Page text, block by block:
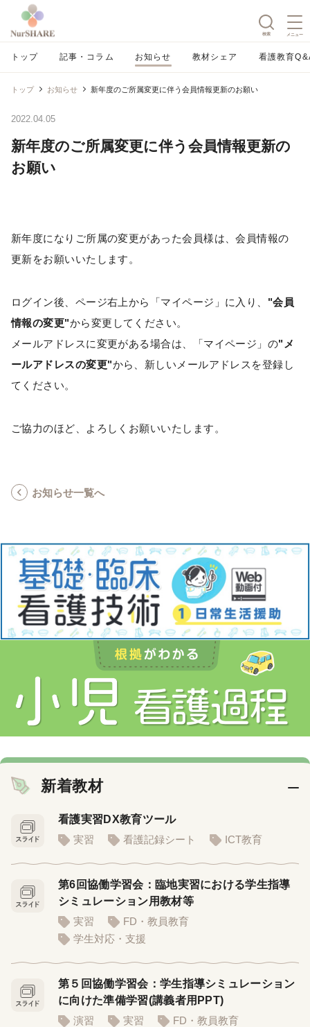
検索 メニュー
トップ 記事・コラム お知らせ 教材シェア 看護教育
トップ お知らせ 新年度のご所属変更に伴う会員情報更新のお願い
2022.04.05
新年度のご所属変更に伴う会員情報更新の
お願い
新年度になりご所属の変更があった会員様は、会員情報の
更新をお願いいたします。
ログイン後、ページ右上から「マイページ」に入り、 "会員
情報の変更"から変更してください。
メールアドレスに変更がある場合は、「マイページ」の"メ
ールアドレスの変更"から、新しいメールアドレスを登録し
てください。
ご協力のほど、よろしくお願いいたします。
お知らせ一覧へ
新着教材
看護実習DX教育ツール
実習
看護記録シート ICT教育
第6回協働学習会：臨地実習における学生指導
シミュレーション用教材等
実習
FD・教員教育
学生対応・支援
第５回協働学習会：学生指導シミュレーション
に向けた準備学習(講義者用PPT)
演習
実習 FD・教員教育